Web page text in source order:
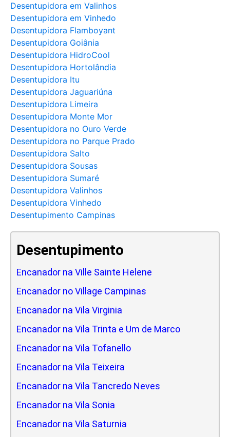
Desentupidora em Valinhos
Desentupidora em Vinhedo
Desentupidora Flamboyant
Desentupidora Goiânia
Desentupidora HidroCool
Desentupidora Hortolândia
Desentupidora Itu
Desentupidora Jaguariúna
Desentupidora Limeira
Desentupidora Monte Mor
Desentupidora no Ouro Verde
Desentupidora no Parque Prado
Desentupidora Salto
Desentupidora Sousas
Desentupidora Sumaré
Desentupidora Valinhos
Desentupidora Vinhedo
Desentupimento Campinas
Desentupimento
Encanador na Ville Sainte Helene
Encanador no Village Campinas
Encanador na Vila Virginia
Encanador na Vila Trinta e Um de Marco
Encanador na Vila Tofanello
Encanador na Vila Teixeira
Encanador na Vila Tancredo Neves
Encanador na Vila Sonia
Encanador na Vila Saturnia